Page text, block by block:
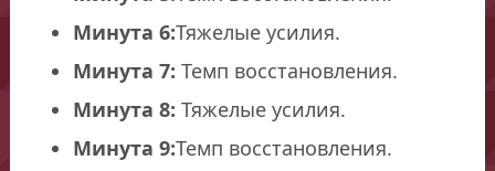
Минута 6:Тяжелые усилия.
Минута 7: Темп восстановления.
Минута 8: Тяжелые усилия.
Минута 9:Темп восстановления.